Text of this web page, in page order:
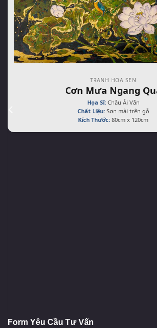
TRANH HOA SEN
Cơn Mưa Ngang
Họa Sĩ:Châu Ái Vân
Chất Liệu:Sơn mài trên gỗ
Kích Thước: 80cm x 120cm
Form Yêu Cầu Tư Vấn